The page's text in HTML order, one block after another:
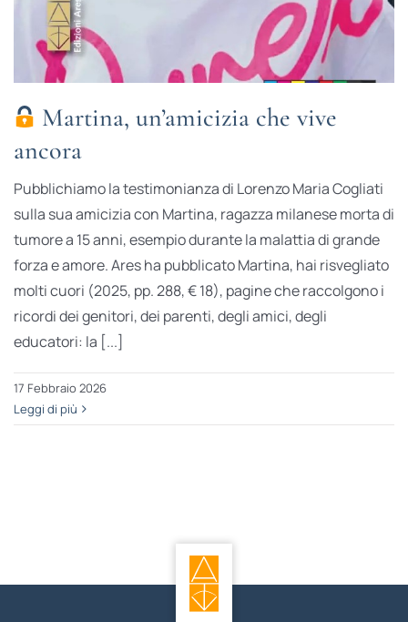
Martina, un’amicizia che vive
ancora
Pubblichiamo la testimonianza di Lorenzo Maria Cogliati
sulla sua amicizia con Martina, ragazza milanese morta di
tumore a 15 anni, esempio durante la malattia di grande
forza e amore. Ares ha pubblicato Martina, hai risvegliato
molti cuori (2025, pp. 288, € 18), pagine che raccolgono i
ricordi dei genitori, dei parenti, degli amici, degli
educatori: la [...]
17 Febbraio 2026
Leggi di più